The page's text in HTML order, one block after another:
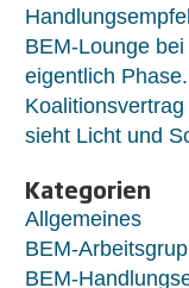
BEM-Lounge
eigentlich
sieht Licht und
Kategorien
Allgemeines
BEM-
BEM-